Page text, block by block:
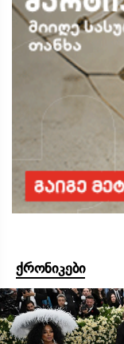
ქრონიკები